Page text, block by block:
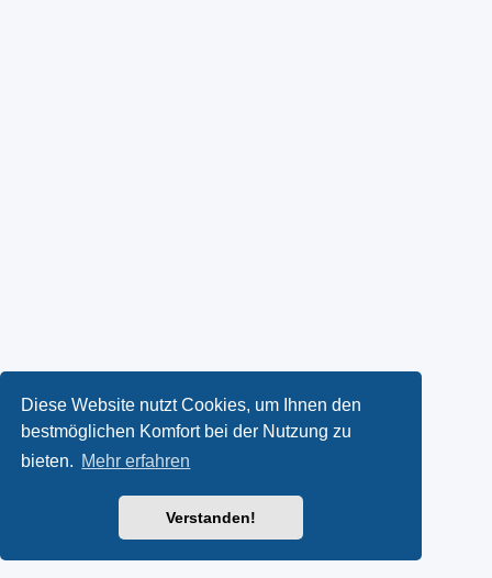
Diese Website nutzt Cookies, um Ihnen den
bestmöglichen Komfort bei der Nutzung zu
bieten. Mehr erfahren
Verstanden!